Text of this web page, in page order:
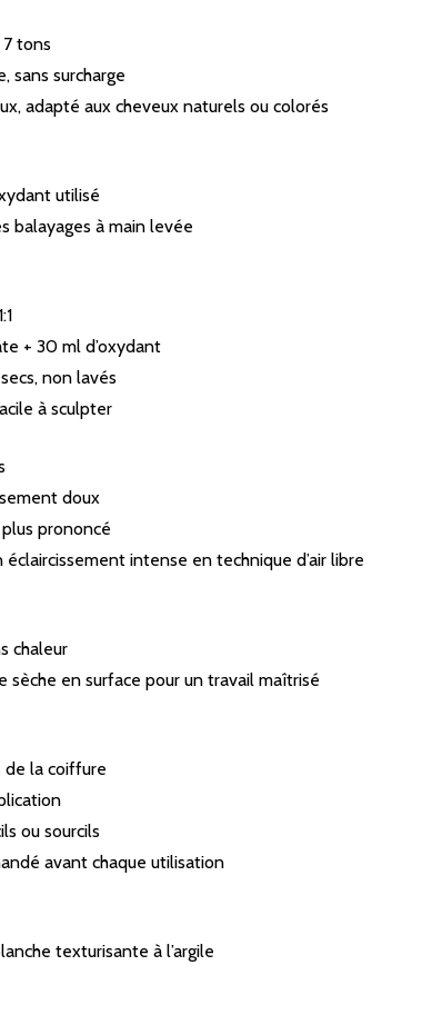
7 tons
sans surcharge
adapté aux cheveux naturels ou colorés
utilisé
balayages à main levée
+ 30 ml d’oxydant
non lavés
à sculpter
doux
prononcé
éclaircissement intense en technique d’air libre
chaleur
sèche en surface pour un travail maîtrisé
de la coiffure
ou sourcils
avant chaque utilisation
texturisante à l’argile